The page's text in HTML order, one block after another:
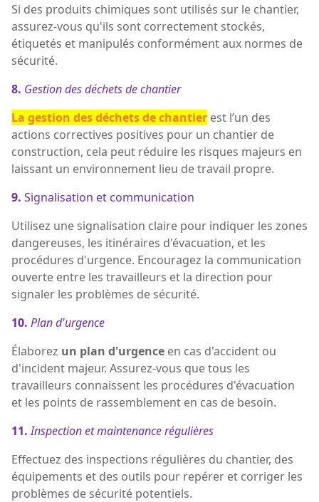
Si des produits chimiques sont utilisés sur le chantier,
assurez-vous qu'ils sont correctement stockés,
étiquetés et manipulés conformément aux normes de
sécurité.
8. Gestion des déchets de chantier
La gestion des déchets de chantier est l’un des
actions correctives positives pour un chantier de
construction, cela peut réduire les risques majeurs en
laissant un environnement lieu de travail propre.
9. Signalisation et communication
Utilisez une signalisation claire pour indiquer les zones
dangereuses, les itinéraires d'évacuation, et les
procédures d'urgence. Encouragez la communication
ouverte entre les travailleurs et la direction pour
signaler les problèmes de sécurité.
10. Plan d'urgence
Élaborez un plan d'urgence en cas d'accident ou
d'incident majeur. Assurez-vous que tous les
travailleurs connaissent les procédures d'évacuation
et les points de rassemblement en cas de besoin.
11. Inspection et maintenance régulières
Effectuez des inspections régulières du chantier, des
équipements et des outils pour repérer et corriger les
problèmes de sécurité potentiels.